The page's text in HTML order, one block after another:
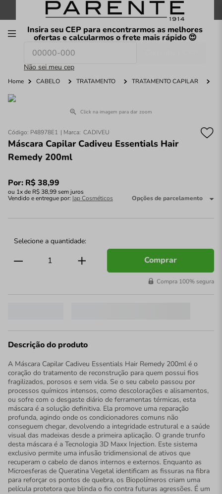
FRETE GRÁTIS nas compras a partir de R$199
Insira seu CEP para encontrarmos as melhores
ofertas e calcularmos o frete mais rápido 😍
Não sei meu cep
O que você procura hoje?
Home CABELO TRATAMENTO TRATAMENTO CAPILAR
Click na imagem para dar zoom
Código: P48978E1 CADIVEU
Máscara Capilar Cadiveu Essentials Hair
Remedy 200ml
Por: R$38,99
ou 1x de R$38,99sem juros
Vendido e entregue por: Iap Cosméticos Opções de parcelamento
Comprar
Compra 100% segura
Descrição do produto
A Máscara Capilar Cadiveu Essentials Hair Remedy 200ml é o
coração do tratamento de reconstrução para quem possui fios
fragilizados, porosos e sem vida. Se o seu cabelo passou por
processos químicos intensos, como descolorações e alisamentos,
ou sofre com o desgaste diário de ferramentas térmicas, esta
máscara é a solução definitiva. Ela promove uma reparação
profunda, agindo onde os condicionadores comuns não
conseguem chegar, devolvendo a integridade estrutural e a saúde
visual das madeixas desde a primeira aplicação. O grande trunfo
desta máscara é a Tecnologia 3D Maxx Injection. Este sistema
exclusivo permite uma infusão tridimensional de ativos que
recuperam o cabelo de danos internos e externos. Enquanto as
Microesferas de Queratina Vegetal identificam as fissuras na fibra
para reforçar os pontos de quebra, os Biopolímeros criam uma
película protetora que blinda o fio contra futuras agressões. É um